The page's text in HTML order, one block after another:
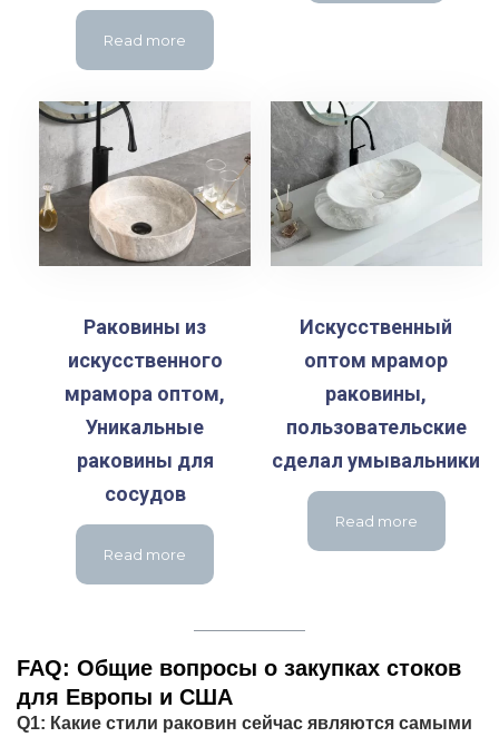
Read more
Раковины из
искусственного
мрамора оптом,
Уникальные
раковины для
сосудов
Read more
Искусственный
оптом мрамор
раковины,
пользовательские
сделал умывальники
Read more
FAQ: Общие вопросы о закупках стоков
для Европы и США
Q1: Какие стили раковин сейчас являются самыми